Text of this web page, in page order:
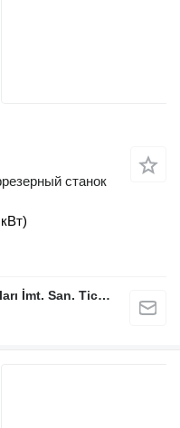
станок
Netmak Endüstriyel Ahşap Makinaları İmt. San. Tic. A.Ş.